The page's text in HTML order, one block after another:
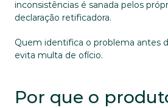
inconsistências é sanada pelos
declaração retificadora.
Quem identifica o problema antes
evita multa de ofício.
Por que o